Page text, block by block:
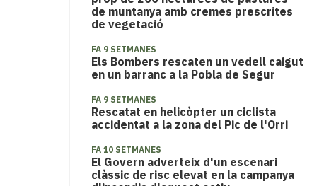
de muntanya amb cremes prescrites
de vegetació
FA 9 SETMANES
Els Bombers rescaten un vedell caigut
en un barranc a la Pobla de Segur
FA 9 SETMANES
​Rescatat en helicòpter un ciclista
accidentat a la zona del Pic de l'Orri
FA 10 SETMANES
El Govern adverteix d'un escenari
clàssic de risc elevat en la campanya